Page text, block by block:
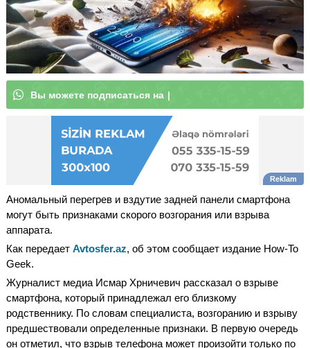
Вы може|
Аномальный перегрев и вздутие задней панели смартфона
могут быть признаками скорого возгорания или взрыва
аппарата.
Как передает Avtosfer.az, об этом сообщает издание How-To
Geek.
Журналист медиа Исмар Хрничевич рассказал о взрыве
смартфона, который принадлежал его близкому
родственнику. По словам специалиста, возгоранию и взрыву
предшествовали определенные признаки. В первую очередь
он отметил, что взрыв телефона может произойти только по